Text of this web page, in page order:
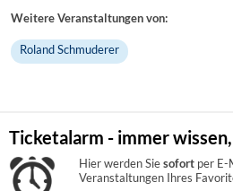
Weitere Veranstaltungen von:
Roland Schmuderer
Ticketalarm - immer
Hier werden Siesofort per E-
Veranstaltungen Ihres